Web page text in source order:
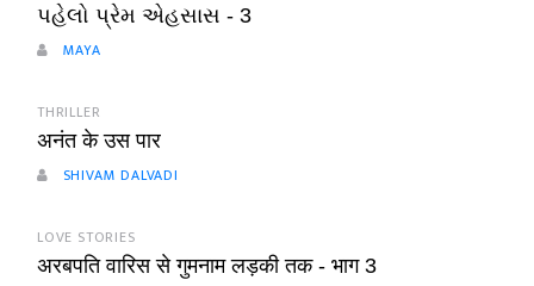
પહેલો પ્રેમ એહસાસ - 3
MAYA
THRILLER
अनंत के उस पार
SHIVAM DALVADI
LOVE STORIES
अरबपति वारिस से गुमनाम लड़की तक - भाग 3